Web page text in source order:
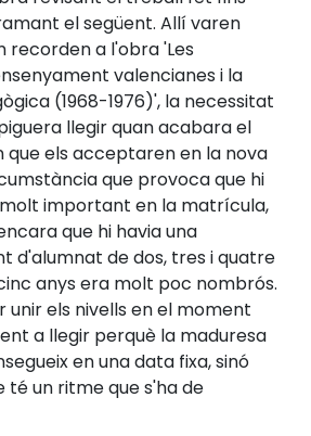
el següent. Allí varen
recorden a l'obra 'Les
valencianes i la
(1968-1976)', la necessitat
llegir quan acabara el
que els acceptaren en la nova
que provoca que hi
important en la matrícula,
que hi havia una
d'alumnat de dos, tres i quatre
anys era molt poc nombrós.
unir els nivells en el moment
a llegir perquè la maduresa
en una data fixa, sinó
té un ritme que s'ha de